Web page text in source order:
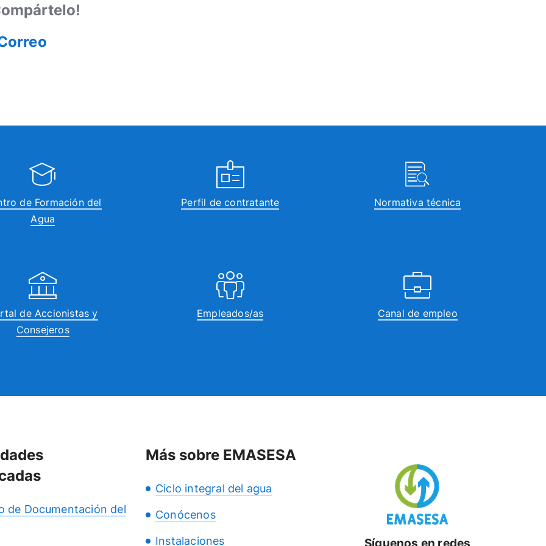
de Formación del
Agua
Perfil de contratante Normativa técnica
de Accionistas y
Consejeros
Empleados/as Canal de empleo
de Documentación del
Más sobre EMASESA
Ciclo integral del agua
Conócenos
Instalaciones Síguenos en redes